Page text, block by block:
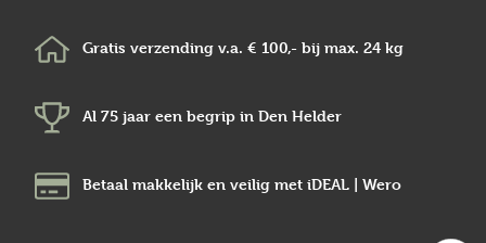
Gratis verzending v.a. € 100,- bij max. 24 kg
Al 75 jaar een begrip in Den Helder
Betaal makkelijk en veilig met iDEAL | Wero